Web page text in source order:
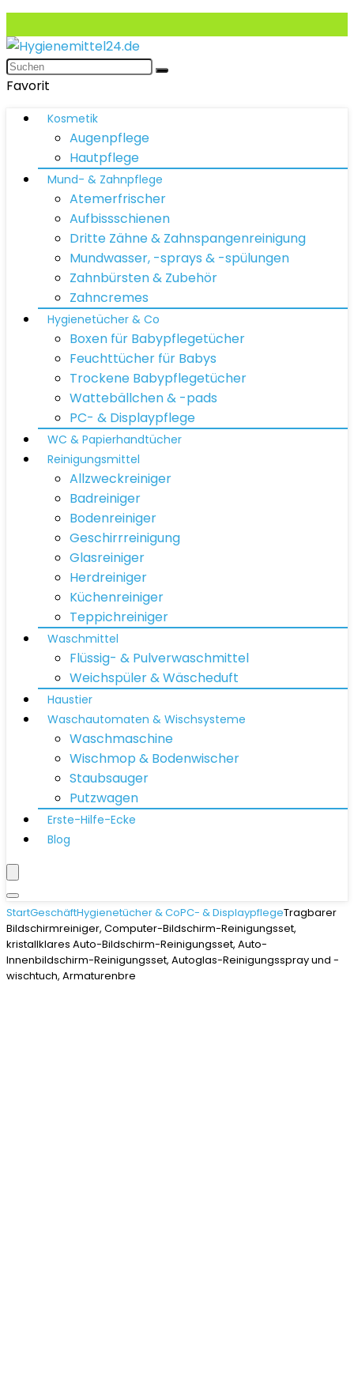
Favorit
Kosmetik
Augenpflege
Hautpflege
Mund- & Zahnpflege
Atemerfrischer
Aufbissschienen
Dritte Zähne & Zahnspangenreinigung
Mundwasser, -sprays & -spülungen
Zahnbürsten & Zubehör
Zahncremes
Hygienetücher & Co
Boxen für Babypflegetücher
Feuchttücher für Babys
Trockene Babypflegetücher
Wattebällchen & -pads
PC- & Displaypflege
WC & Papierhandtücher
Reinigungsmittel
Allzweckreiniger
Badreiniger
Bodenreiniger
Geschirrreinigung
Glasreiniger
Herdreiniger
Küchenreiniger
Teppichreiniger
Waschmittel
Flüssig- & Pulverwaschmittel
Weichspüler & Wäscheduft
Haustier
Waschautomaten & Wischsysteme
Waschmaschine
Wischmop & Bodenwischer
Staubsauger
Putzwagen
Erste-Hilfe-Ecke
Blog
StartGeschäftHygienetücher & CoPC- & DisplaypflegeTragbarer
Bildschirmreiniger, Computer-Bildschirm-Reinigungsset,
kristallklares Auto-Bildschirm-Reinigungsset, Auto-
Innenbildschirm-Reinigungsset, Autoglas-Reinigungsspray und -
wischtuch, Armaturenbre